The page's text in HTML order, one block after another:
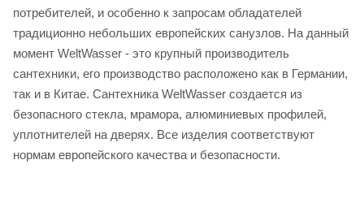
потребителей, и особенно к запросам обладателей
традиционно небольших европейских санузлов. На данный
момент WeltWasser - это крупный производитель
сантехники, его производство расположено как в Германии,
так и в Китае. Сантехника WeltWasser создается из
безопасного стекла, мрамора, алюминиевых профилей,
уплотнителей на дверях. Все изделия соответствуют
нормам европейского качества и безопасности.